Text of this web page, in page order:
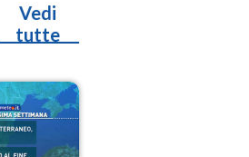
Vedi
tutte